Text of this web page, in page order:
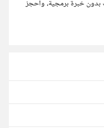
خبرة برمجية، واحجز